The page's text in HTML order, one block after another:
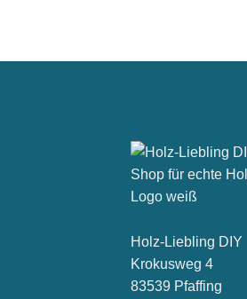
Holz-Liebling DIY
Krokusweg 4
83539 Pfaffing